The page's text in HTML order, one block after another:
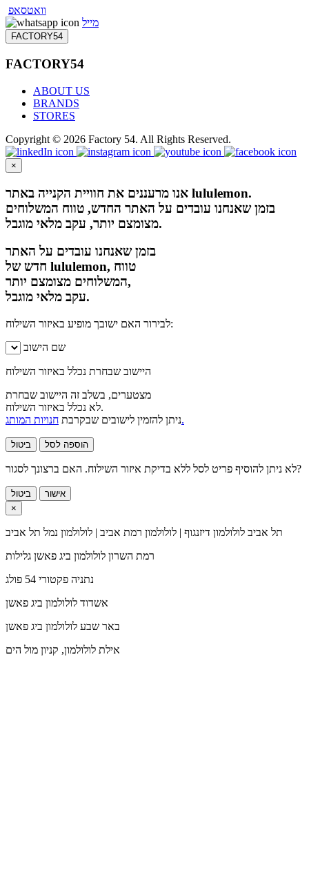
וואטסאפ
מייל
FACTORY54
FACTORY54
ABOUT US
BRANDS
STORES
Copyright © 2026 Factory 54. All Rights Reserved.
×
אנו מרעננים את חוויית הקנייה באתר lululemon.
בזמן שאנחנו עובדים על האתר החדש, טווח המשלוחים
מצומצם יותר, עקב מלאי מוגבל.
בזמן שאנחנו עובדים על האתר
חדש של lululemon, טווח
המשלוחים מצומצם יותר,
עקב מלאי מוגבל.
לבירור האם ישובך מופיע באיזור השילוח:
שם הישוב
היישוב שבחרת נכלל באיזור השילוח
מצטערים, בשלב זה היישוב שבחרת
לא נכלל באיזור השילוח.
ניתן להזמין לישובים שבקרבתחנויות המותג.
ביטול הוספה לסל
לא ניתן להוסיף פריט לסל ללא בדיקת איזור השילוח. האם ברצונך לסגור?
ביטול
אישור
×
תל אביב לולולמון דיזנגוף | לולולמון רמת אביב | לולולמון נמל תל אביב
רמת השרון לולולמון ביג פאשן גלילות
נתניה פקטורי 54 פולג
אשדוד לולולמון ביג פאשן
באר שבע לולולמון ביג פאשן
אילת לולולמון, קניון מול הים